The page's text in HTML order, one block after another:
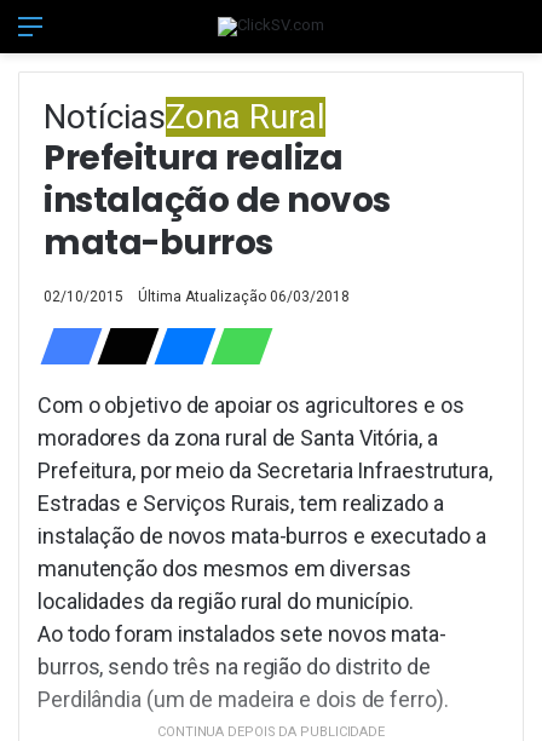
NotíciasZona Rural
Prefeitura realiza
instalação de novos
mata-burros
02/10/2015 Última Atualização 06/03/2018
Com o objetivo de apoiar os agricultores e os
moradores da zona rural de Santa Vitória, a
Prefeitura, por meio da Secretaria Infraestrutura,
Estradas e Serviços Rurais, tem realizado a
instalação de novos mata-burros e executado a
manutenção dos mesmos em diversas
localidades da região rural do município.
Ao todo foram instalados sete novos mata-
burros, sendo três na região do distrito de
Perdilândia (um de madeira e dois de ferro).
CONTINUA DEPOIS DA PUBLICIDADE